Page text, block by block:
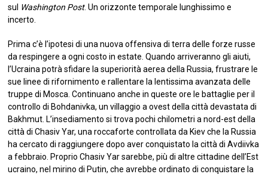
sul Washington Post. Un orizzonte temporale lunghissimo e
incerto.
Prima c’è l’ipotesi di una nuova offensiva di terra delle forze russe
da respingere a ogni costo in estate. Quando arriveranno gli aiuti,
l’Ucraina potrà sfidare la superiorità aerea della Russia, frustrare le
sue linee di rifornimento e rallentare la lentissima avanzata delle
truppe di Mosca. Continuano anche in queste ore le battaglie per il
controllo di Bohdanivka, un villaggio a ovest della città devastata di
Bakhmut. L’insediamento si trova pochi chilometri a nord-est della
città di Chasiv Yar, una roccaforte controllata da Kiev che la Russia
ha cercato di raggiungere dopo aver conquistato la città di Avdiivka
a febbraio. Proprio Chasiv Yar sarebbe, più di altre cittadine dell’Est
ucraino, nel mirino di Putin, che avrebbe ordinato di conquistare la